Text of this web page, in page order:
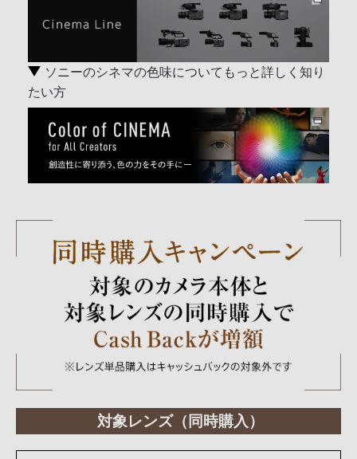
ソニーのシネマの色味についてもっと詳しく知り
たい方
対象レンズ（同時購入）